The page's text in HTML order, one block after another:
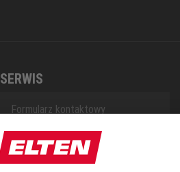
SERWIS
Formularz kontaktowy
Kontakt